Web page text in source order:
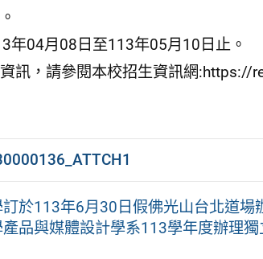
年04月08日至113年05月10日止。
訊，請參閱本校招生資訊網:https://
於113年6月30日假佛光山台北道場
品與媒體設計學系113學年度辦理